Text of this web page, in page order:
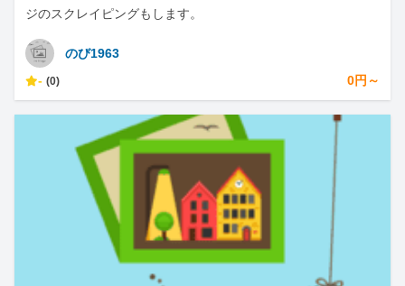
ジのスクレイピングもします。
のび1963
- (0) 0円～